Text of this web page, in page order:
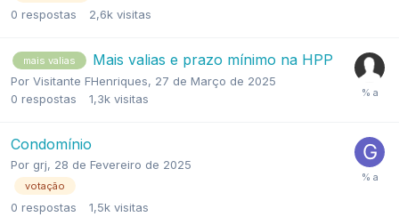
0 respostas 2,6k visitas
mais valias Mais valias e prazo mínimo na HPP
Por Visitante FHenriques, 27 de Março de 2025
0 respostas 1,3k visitas
Condomínio
Por grj, 28 de Fevereiro de 2025
votação
0 respostas 1,5k visitas